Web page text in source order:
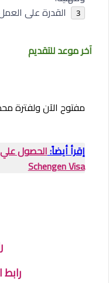
القدرة على
آخر موعد للتقديم
مفتوح الآن ولفترة
إقرأ أيضاً:
Schengen Visa